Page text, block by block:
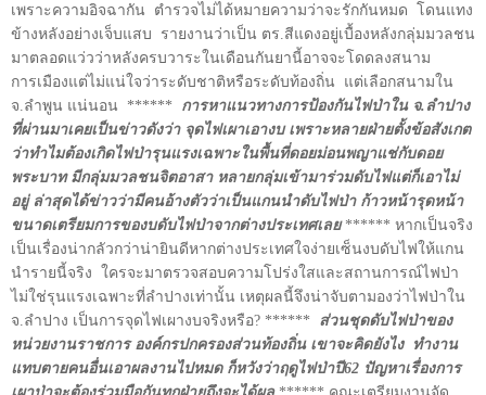
เพราะความอิจฉากัน ตำรวจไม่ได้หมายความว่าจะรักกันหมด โดนแทง
ข้างหลังอย่างเจ็บแสบ รายงานว่าเป็น ตร.สีแดงอยู่เบื้องหลังกลุ่มมวลชน
มาตลอดแว่วว่าหลังครบวาระในเดือนกันยานี้อาจจะโดดลงสนาม
การเมืองแต่ไม่แน่ใจว่าระดับชาติหรือระดับท้องถิ่น แต่เลือกสนามใน
จ.ลำพูน แน่นอน ******
การหาแนวทางการป้องกันไฟป่าใน จ.ลำปาง
ที่ผ่านมาเคยเป็นข่าวดังว่า จุดไฟเผาเอางบ เพราะหลายฝ่ายตั้งข้อสังเกต
ว่าทำไมต้องเกิดไฟป่ารุนแรงเฉพาะในพื้นที่ดอยม่อนพญาแช่กับดอย
พระบาท มีกลุ่มมวลชนจิตอาสา หลายกลุ่มเข้ามาร่วมดับไฟแต่ก็เอาไม่
อยู่ ล่าสุดได้ข่าวว่ามีคนอ้างตัวว่าเป็นแกนนำดับไฟป่า ก้าวหน้ารุดหน้า
ขนาดเตรียมการของบดับไฟป่าจากต่างประเทศเลย ****** หากเป็นจริง
เป็นเรื่องน่ากลัวกว่าน่ายินดีหากต่างประเทศใจง่ายเซ็นงบดับไฟให้แกน
นำรายนี้จริง ใครจะมาตรวจสอบความโปร่งใสและสถานการณ์ไฟป่า
ไม่ใช่รุนแรงเฉพาะที่ลำปางเท่านั้น เหตุผลนี้จึงน่าจับตามองว่าไฟป่าใน
จ.ลำปาง เป็นการจุดไฟเผางบจริงหรือ? ****** ส่วนชุดดับไฟป่าของ
หน่วยงานราชการ องค์กรปกครองส่วนท้องถิ่น เขาจะคิดยังไง ทำงาน
แทบตายคนอื่นเอาผลงานไปหมด ก็หวังว่าฤดูไฟป่าปี62 ปัญหาเรื่องการ